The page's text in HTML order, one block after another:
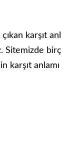
karşıt
Sitemizde
karşıt